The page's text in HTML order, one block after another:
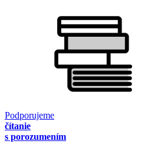
Podporujeme
čítanie
s porozumením